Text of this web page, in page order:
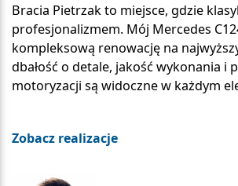
Bracia Pietrzak to miejsce, gdzie
profesjonalizmem. Mój Mercedes
kompleksową renowację na
dbałość o detale, jakość wykonania i
motoryzacji są widoczne w każdym
Zobacz realizacje